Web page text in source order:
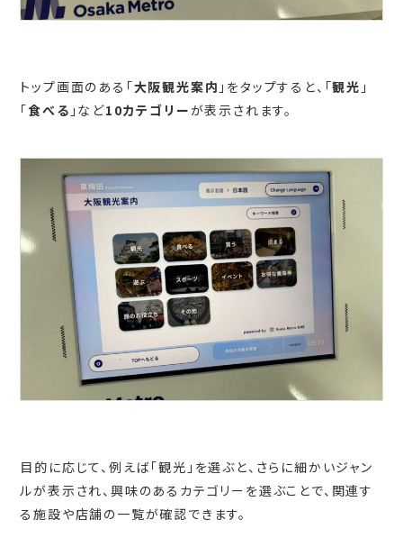
トップ画面のある「大阪観光案内 」をタップすると、「観光 」
「食べる 」など10カテゴリーが表示されます。
目的に応じて、例えば「観光」を選ぶと、さらに細かいジャン
ルが表示され、興味のあるカテゴリーを選ぶことで、関連す
る施設や店舗の一覧が確認できます。